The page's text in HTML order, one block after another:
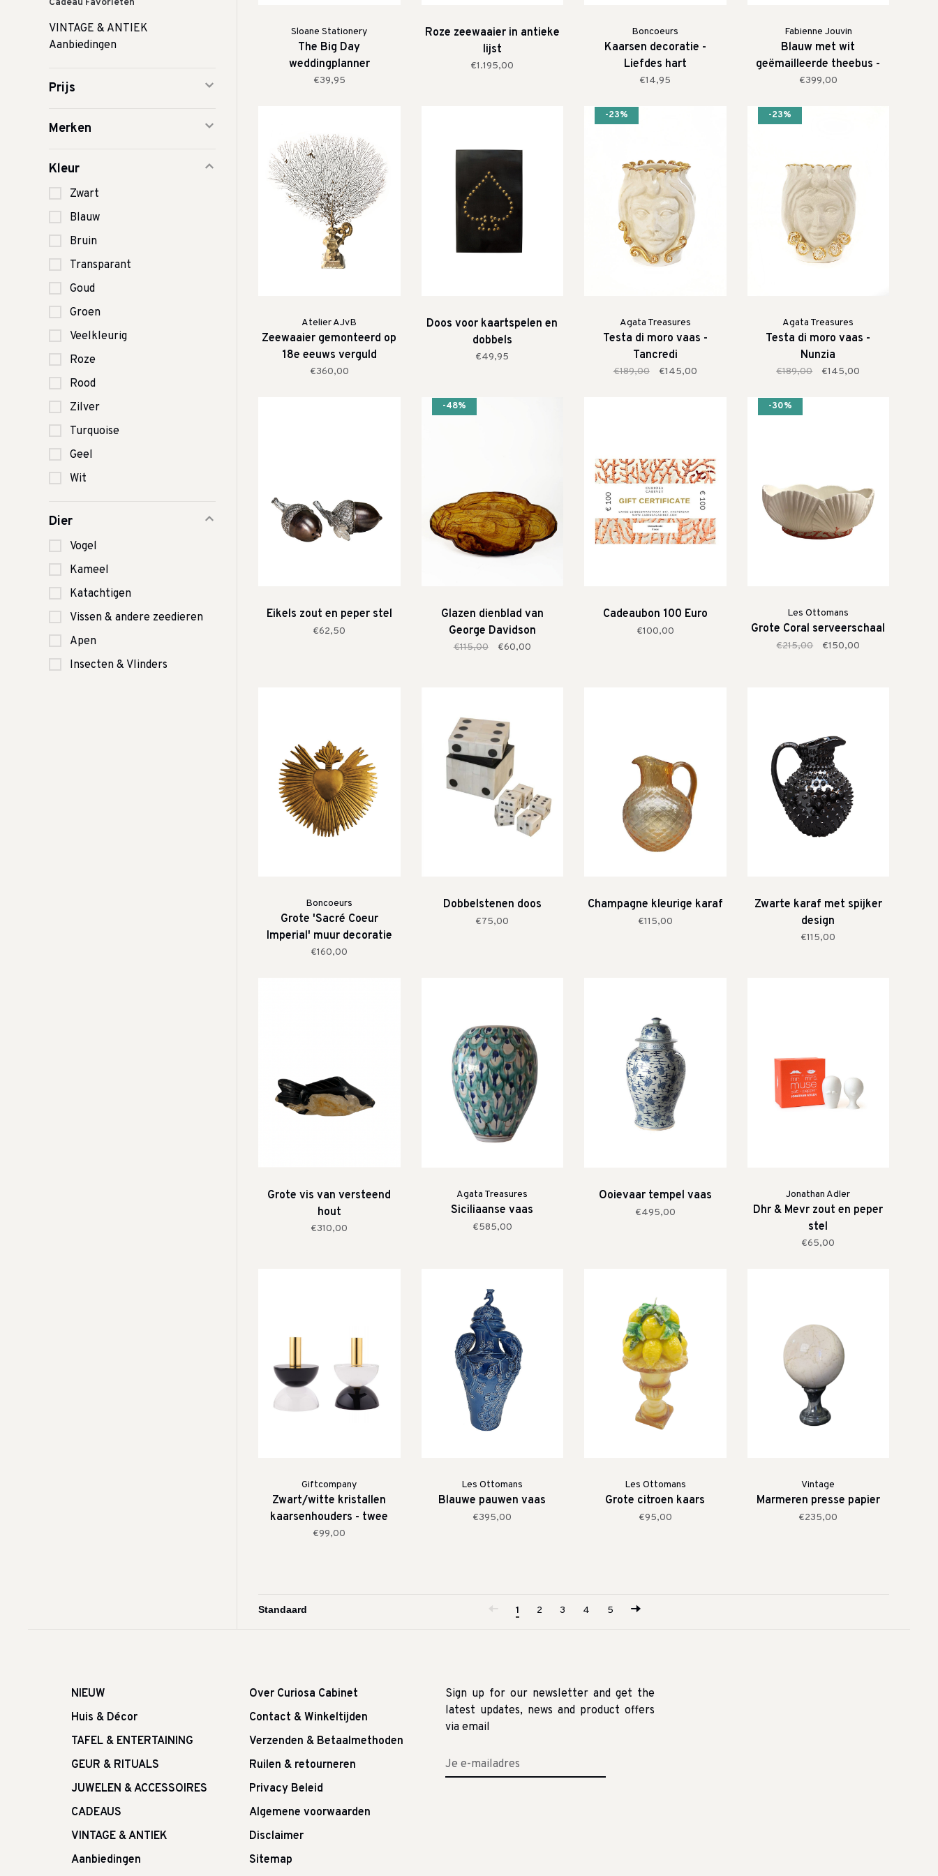
Cadeau Favorieten
VINTAGE & ANTIEK
Aanbiedingen
Prijs
Merken
Kleur
Zwart
Blauw
Bruin
Transparant
Goud
Groen
Veelkleurig
Roze
Rood
Zilver
Turquoise
Geel
Wit
Dier
Vogel
Kameel
Katachtigen
Vissen & andere zeedieren
Apen
Insecten & Vlinders
Sloane Stationery
The Big Day
weddingplanner
notitieboekje (A5)
€39,95
Roze zeewaaier in antieke
lijst
€1.195,00
Boncoeurs
Kaarsen decoratie -
Liefdes hart
€14,95
Fabienne Jouvin
Blauw met wit
geëmailleerde theebus -
Fabienne Jouvin
€399,00
Atelier AJvB
Zeewaaier gemonteerd op
18e eeuws verguld
ornament
€360,00
Doos voor kaartspelen en
dobbels
€49,95
-23%
Agata Treasures
Testa di moro vaas -
Tancredi
€189,00 €145,00
-23%
Agata Treasures
Testa di moro vaas -
Nunzia
€189,00 €145,00
Eikels zout en peper stel
€62,50
-48%
Glazen dienblad van
George Davidson
€115,00 €60,00
Cadeaubon 100 Euro
€100,00
-30%
Les Ottomans
Grote Coral serveerschaal
€215,00 €150,00
Boncoeurs
Grote 'Sacré Coeur
Imperial' muur decoratie
€160,00
Dobbelstenen doos
€75,00
Champagne kleurige karaf
€115,00
Zwarte karaf met spijker
design
€115,00
Grote vis van versteend
hout
€310,00
Agata Treasures
Siciliaanse vaas
€585,00
Ooievaar tempel vaas
€495,00
Jonathan Adler
Dhr & Mevr zout en peper
stel
€65,00
Giftcompany
Zwart/witte kristallen
kaarsenhouders - twee
variaties
€99,00
Les Ottomans
Blauwe pauwen vaas
€395,00
Les Ottomans
Grote citroen kaars
€95,00
Vintage
Marmeren presse papier
€235,00
1 2 3 4 5
NIEUW
Huis & Décor
TAFEL & ENTERTAINING
GEUR & RITUALS
JUWELEN & ACCESSOIRES
CADEAUS
VINTAGE & ANTIEK
Aanbiedingen
Over Curiosa Cabinet
Contact & Winkeltijden
Verzenden & Betaalmethoden
Ruilen & retourneren
Privacy Beleid
Algemene voorwaarden
Disclaimer
Sitemap
Sign up for our newsletter and get the
latest updates, news and product offers
via email